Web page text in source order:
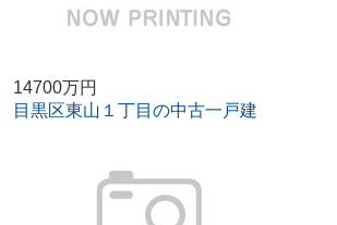
14700万円
目黒区東山１丁目の中古一戸建